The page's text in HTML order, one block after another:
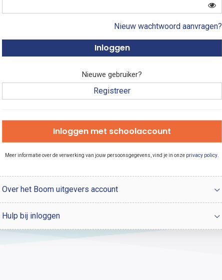
Nieuw wachtwoord aanvragen?
Nieuwe gebruiker?
Registreer
Inloggen met schoolaccount
Meer informatie over de verwerking van jouw persoonsgegevens, vind je in onze privacy policy
Over het Boom uitgevers account
Hulp bij inloggen